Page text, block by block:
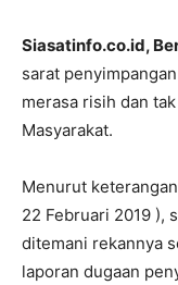
Siasatinfo.co.id,
sarat
merasa risih dan
Masyarakat.
Menurut
22 Februari 2019 ),
ditemani rekannya
laporan dugaan